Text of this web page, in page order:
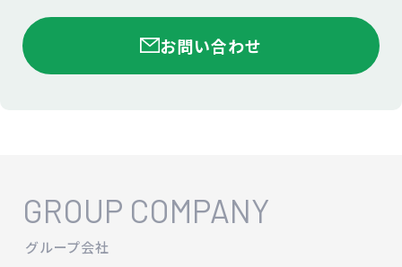
お問い合わせ
GROUP COMPANY
グループ会社